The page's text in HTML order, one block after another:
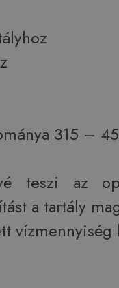
315 –
teszi az
a tartály